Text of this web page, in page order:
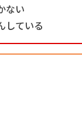
ない
している